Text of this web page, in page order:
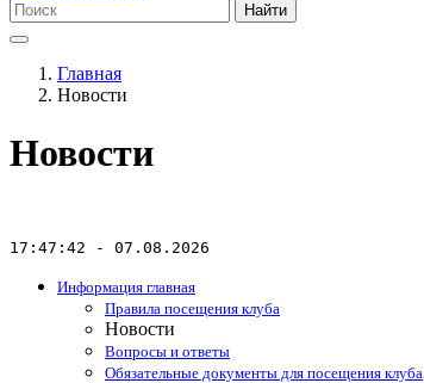
Найти
Главная
Новости
Новости
17:47:42 - 07.08.2026
Информация главная
Правила посещения клуба
Новости
Вопросы и ответы
Обязательные документы для посещения клуба